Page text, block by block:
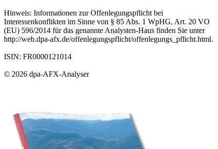
Hinweis: Informationen zur Offenlegungspflicht bei
Interessenkonflikten im Sinne von § 85 Abs. 1 WpHG, Art. 20 VO
(EU) 596/2014 für das genannte Analysten-Haus finden Sie unter
http://web.dpa-afx.de/offenlegungspflicht/offenlegungs_pflicht.html.
ISIN: FR0000121014
© 2026 dpa-AFX-Analyser